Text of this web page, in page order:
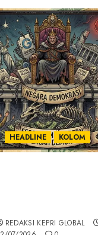
HEADLINE KOLOM
REDAKSI KEPRI GLOBAL